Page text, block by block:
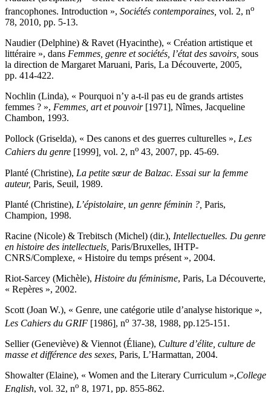
francophones. Introduction », Sociétés contemporaines, vol. 2, no
78, 2010, pp. 5-13.
Naudier (Delphine) & Ravet (Hyacinthe), « Création artistique et
littéraire », dans Femmes, genre et sociétés, l’état des savoirs, sous
la direction de Margaret Maruani, Paris, La Découverte, 2005,
pp. 414-422.
Nochlin (Linda), « Pourquoi n’y a-t-il pas eu de grands artistes
femmes ? », Femmes, art et pouvoir[1971], Nîmes, Jacqueline
Chambon, 1993.
Pollock (Griselda), « Des canons et des guerres culturelles », Les
Cahiers du genre [1999], vol. 2, no 43, 2007, pp. 45-69.
Planté (Christine), La petite sœur de Balzac. Essai sur la femme
auteur, Paris, Seuil, 1989.
Planté (Christine), L’épistolaire, un genre féminin ?, Paris,
Champion, 1998.
Racine (Nicole) & Trebitsch (Michel) (dir.), Intellectuelles. Du genre
en histoire des intellectuels, Paris/Bruxelles, IHTP-
CNRS/Complexe, « Histoire du temps présent », 2004.
Riot-Sarcey (Michèle), Histoire du féminisme, Paris, La Découverte,
« Repères », 2002.
Scott (Joan W.), « Genre, une catégorie utile d’analyse historique »,
Les Cahiers du GRIF [1986], no 37-38, 1988, pp.125-151.
Sellier (Geneviève) & Viennot (Éliane), Culture d’élite, culture de
masse et différence des sexes, Paris, L’Harmattan, 2004.
Showalter (Elaine), « Women and the Literary Curriculum »,College
English, vol. 32, no 8, 1971, pp. 855-862.